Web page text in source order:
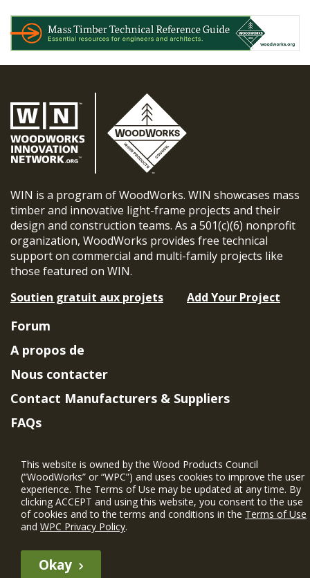
WIN is a program of WoodWorks. WIN showcases mass
timber and innovative light-frame projects and their
design and construction teams. As a 501(c)(6) nonprofit
organization, WoodWorks provides free technical
support on commercial and multi-family projects like
those featured on WIN.
Soutien gratuit aux projets
Add Your Project
Forum
A propos de
Nous contacter
Contact Manufacturers & Suppliers
FAQs
Project Eligibility Requirements
Politique de confidentialité| Conditions
d'utilisation
This website is owned by the Wood Products Council
(“WoodWorks” or “WPC”) and uses cookies to improve the user
experience. The Terms of Use may be updated at any time. By
clicking ACCEPT and using this website, you consent to the use
of cookies and to the terms and conditions in the Terms of Use
and WPC Privacy Policy.
Okay